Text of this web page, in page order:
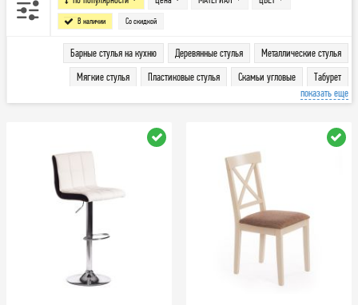
В наличии Со скидкой
Барные стулья на кухню Деревянные стулья
Металлические стулья
Мягкие стулья
Пластиковые стулья Скамьи угловые
Табурет
показать еще